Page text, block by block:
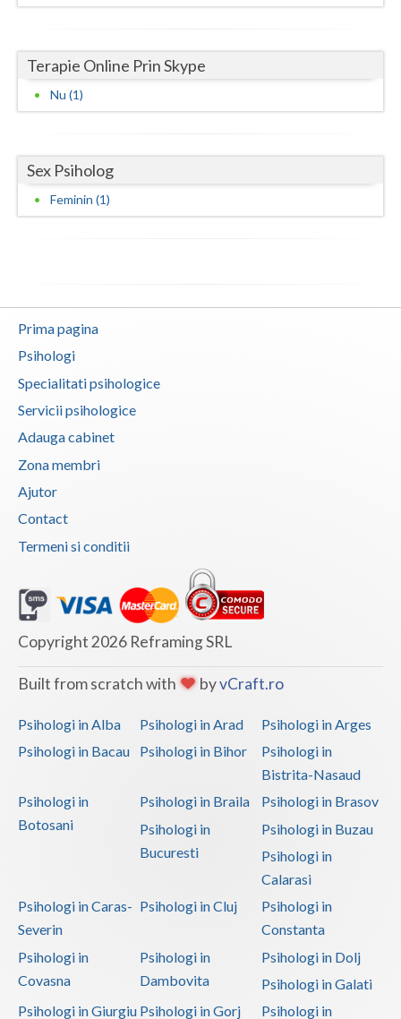
Suceava
Teleorman
Tulcea
Valcea
Terapie Online Prin Skype
Nu (1)
Sex Psiholog
Feminin (1)
Prima pagina
Psihologi
Specialitati psihologice
Servicii psihologice
Adauga cabinet
Zona membri
Ajutor
Contact
Termeni si conditii
Copyright 2026 Reframing SRL
Built from scratch with byvCraft.ro
Psihologi in Alba Psihologi in Arad
Psihologi in Arges
Psihologi in Bacau
Psihologi in Bihor
Psihologi in
Bistrita-Nasaud
Psihologi in
Botosani
Psihologi in Braila
Psihologi in Brasov
Psihologi in
Bucuresti
Psihologi in Buzau
Psihologi in
Calarasi
Psihologi in Caras-
Severin
Psihologi in Cluj
Psihologi in
Constanta
Psihologi in
Covasna
Psihologi in
Dambovita
Psihologi in Dolj
Psihologi in Galati
Psihologi in Giurgiu Psihologi in Gorj Psihologi in